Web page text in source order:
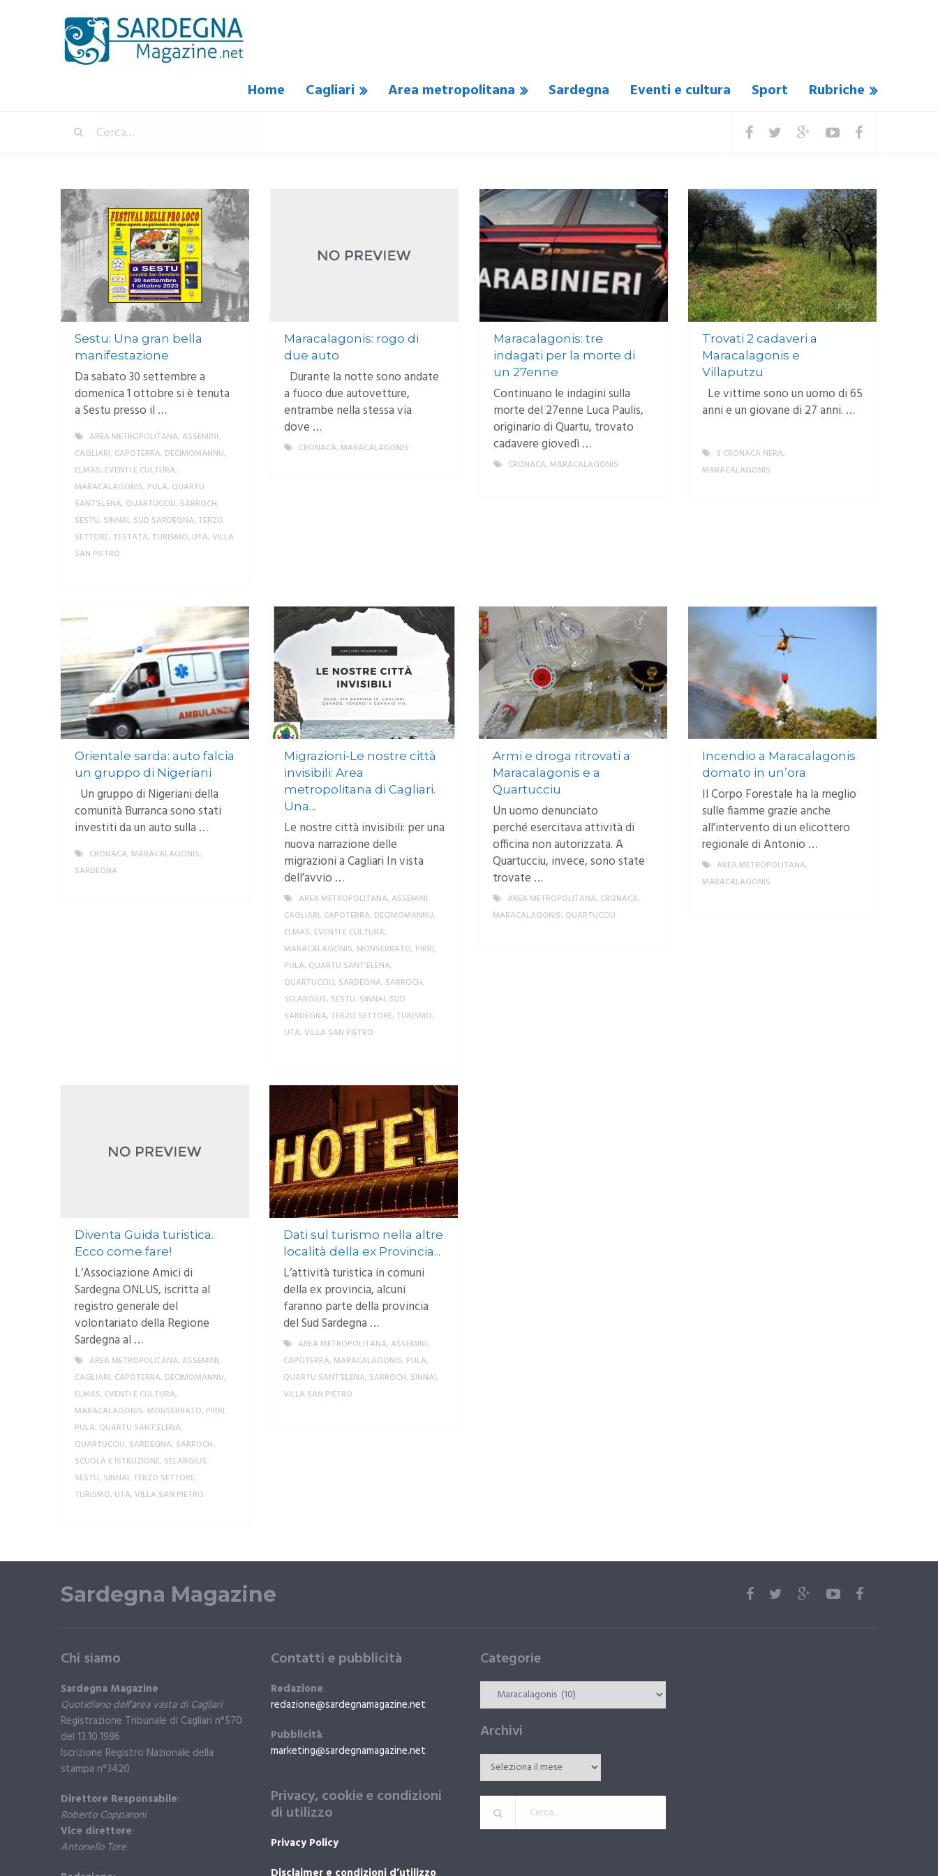
Home Cagliari Area metropolitana Sardegna Eventi e cultura Sport Rubriche
Sestu: Una gran bella
manifestazione
Da sabato 30 settembre a
domenica 1 ottobre si è tenuta
a Sestu presso il …
AREA METROPOLITANA, ASSEMINI,
CAGLIARI, CAPOTERRA, DECIMOMANNU,
ELMAS, EVENTI E CULTURA,
MARACALAGONIS, PULA, QUARTU
SANT'ELENA, QUARTUCCIU, SARROCH,
SESTU, SINNAI, SUD SARDEGNA, TERZO
SETTORE, TESTATA, TURISMO, UTA, VILLA
SAN PIETRO
Maracalagonis: rogo di
due auto
Durante la notte sono andate
a fuoco due autovetture,
entrambe nella stessa via
dove …
CRONACA, MARACALAGONIS
Maracalagonis: tre
indagati per la morte di
un 27enne
Continuano le indagini sulla
morte del 27enne Luca Paulis,
originario di Quartu, trovato
cadavere giovedì …
CRONACA, MARACALAGONIS
Trovati 2 cadaveri a
Maracalagonis e
Villaputzu
Le vittime sono un uomo di 65
anni e un giovane di 27 anni. …
3 CRONACA NERA,
MARACALAGONIS
Orientale sarda: auto falcia
un gruppo di Nigeriani
Un gruppo di Nigeriani della
comunità Burranca sono stati
investiti da un auto sulla …
CRONACA, MARACALAGONIS,
SARDEGNA
Migrazioni-Le nostre città
invisibili: Area
metropolitana di Cagliari.
Una...
Le nostre città invisibili: per una
nuova narrazione delle
migrazioni a Cagliari In vista
dell’avvio …
AREA METROPOLITANA, ASSEMINI,
CAGLIARI, CAPOTERRA, DECIMOMANNU,
ELMAS, EVENTI E CULTURA,
MARACALAGONIS, MONSERRATO, PIRRI,
PULA, QUARTU SANT'ELENA,
QUARTUCCIU, SARDEGNA, SARROCH,
SELARGIUS, SESTU, SINNAI, SUD
SARDEGNA, TERZO SETTORE, TURISMO,
UTA, VILLA SAN PIETRO
Armi e droga ritrovati a
Maracalagonis e a
Quartucciu
Un uomo denunciato
perché esercitava attività di
officina non autorizzata. A
Quartucciu, invece, sono state
trovate …
AREA METROPOLITANA, CRONACA,
MARACALAGONIS, QUARTUCCIU
Incendio a Maracalagonis
domato in un’ora
Il Corpo Forestale ha la meglio
sulle fiamme grazie anche
all’intervento di un elicottero
regionale di Antonio …
AREA METROPOLITANA,
MARACALAGONIS
Diventa Guida turistica.
Ecco come fare!
L’Associazione Amici di
Sardegna ONLUS, iscritta al
registro generale del
volontariato della Regione
Sardegna al …
AREA METROPOLITANA, ASSEMINI,
CAGLIARI, CAPOTERRA, DECIMOMANNU,
ELMAS, EVENTI E CULTURA,
MARACALAGONIS, MONSERRATO, PIRRI,
PULA, QUARTU SANT'ELENA,
QUARTUCCIU, SARDEGNA, SARROCH,
SCUOLA E ISTRUZIONE, SELARGIUS,
SESTU, SINNAI, TERZO SETTORE,
TURISMO, UTA, VILLA SAN PIETRO
Dati sul turismo nella altre
località della ex Provincia...
L’attività turistica in comuni
della ex provincia, alcuni
faranno parte della provincia
del Sud Sardegna …
AREA METROPOLITANA,ASSEMINI,
CAPOTERRA,MARACALAGONIS, PULA,
QUARTU SANT'ELENA, SARROCH, SINNAI,
VILLA SAN PIETRO
Sardegna Magazine
Chi siamo
Sardegna Magazine
Quotidiano dell’area vasta di Cagliari
Registrazione Tribunale di Cagliari n°570
del 13.10.1986
Iscrizione Registro Nazionale della
stampa n°3420
Direttore Responsabile:
Roberto Copparoni
Vice direttore:
Antonello Tore
Contatti e pubblicità
Redazione:
redazione@sardegnamagazine.net
Pubblicità:
marketing@sardegnamagazine.net
Privacy, cookie e condizioni
di utilizzo
Privacy Policy
Categorie
Archivi